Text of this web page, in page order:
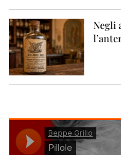
Negli